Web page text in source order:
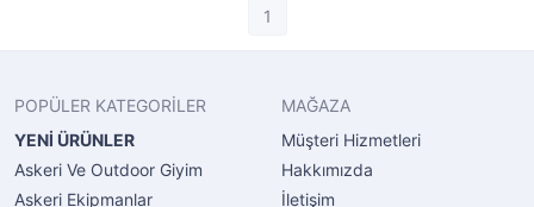
1
POPÜLER KATEGORİLER
YENİ ÜRÜNLER
Askeri Ve Outdoor Giyim
Askeri Ekipmanlar
MAĞAZA
Müşteri Hizmetleri
Hakkımızda
İletişim